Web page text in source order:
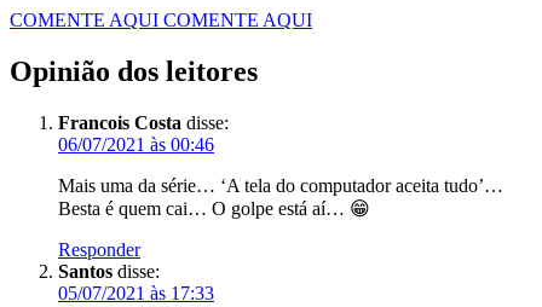
COMENTE AQUI COMENTE AQUI
Opinião dos leitores
Francois Costa disse:
06/07/2021 às 00:46
Mais uma da série… ‘A tela do computador aceita tudo’…
Besta é quem cai… O golpe está aí… 😁
Responder
Santos disse:
05/07/2021 às 17:33